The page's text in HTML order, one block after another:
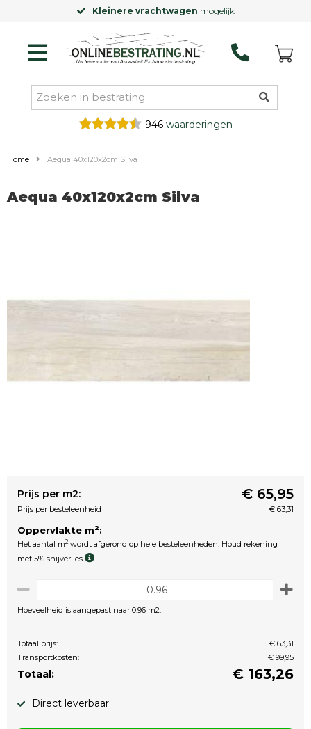
Kleinere vrachtwagen mogelijk
946 waarderingen
Home Aequa 40x120x2cm Silva
Aequa 40x120x2cm Silva
Prijs per m2: € 65,95
Prijs per besteleenheid € 63,31
Oppervlakte m2:
Het aantal m2 wordt afgerond op hele besteleenheden. Houd rekening
met 5% snijverlies
Hoeveelheid is aangepast naar 0.96 m2.
Totaal prijs:
€ 63,31
Transportkosten:
€ 99,95
Totaal: € 163,26
Direct leverbaar